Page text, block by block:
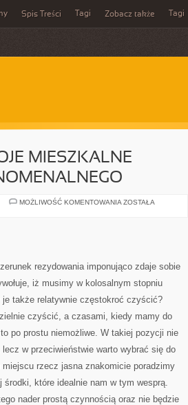
Spis Treści Tagi Zobacz także Tagi
MIESZKALNE
MOŻLIWOŚĆ KOMENTOWANIA JEŻELI
ZOSTAŁA
rezydowania imponująco zdaje sobie
iż musimy w kolosalnym stopniu
także relatywnie częstokroć czyścić?
czyścić, a czasami, kiedy mamy do
po prostu niemożliwe. W takiej pozycji nie
w przeciwieństwie warto wybrać się do
rzecz jasna znakomicie poradzimy
które idealnie nam w tym wesprą.
nader prostą czynnością oraz nie będzie